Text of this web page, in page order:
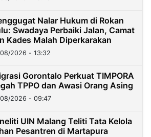
Nalar Hukum di Rokan
Swadaya Perbaiki Jalan, Camat
Kades Malah Diperkarakan
2026 - 13:32
Gorontalo Perkuat TIMPORA
TPPO dan Awasi Orang Asing
2026 - 09:47
UIN Malang Teliti Tata Kelola
Pesantren di Martapura